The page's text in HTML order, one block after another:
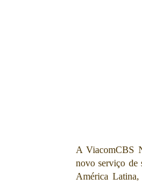
A ViacomCBS
novo serviço de
América